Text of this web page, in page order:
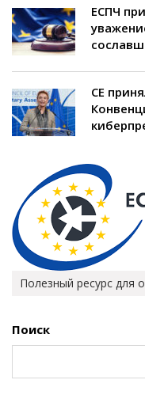
ЕСПЧ
СЕ
Полезный ресурс для
Поиск